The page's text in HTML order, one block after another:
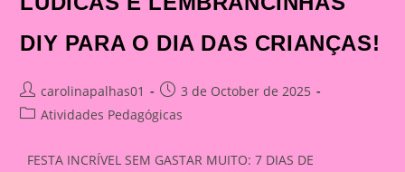
DIY PARA O DIA DAS CRIANÇAS!
Post
author:
carolinapalhas01
Post
published:
3 de October de 2025
PostAtividades Pedagógicas
FESTA INCRÍVEL SEM GASTAR MUITO: 7 DIAS DE